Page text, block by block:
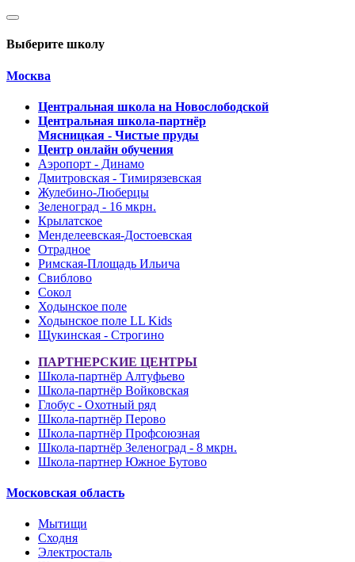
Выберите школу
Москва
Центральная школа на Новослободской
Центральная школа-партнёр
Мясницкая - Чистые пруды
Центр онлайн обучения
Аэропорт - Динамо
Дмитровская - Тимирязевская
Жулебино-Люберцы
Зеленоград - 16 мкрн.
Крылатское
Менделеевская-Достоевская
Отрадное
Римская-Площадь Ильича
Свиблово
Сокол
Ходынское поле
Ходынское поле LL Kids
Щукинская - Строгино
ПАРТНЕРСКИЕ ЦЕНТРЫ
Школа-партнёр Алтуфьево
Школа-партнёр Войковская
Глобус - Охотный ряд
Школа-партнёр Перово
Школа-партнёр Профсоюзная
Школа-партнёр Зеленоград - 8 мкрн.
Школа-партнер Южное Бутово
Московская область
Мытищи
Сходня
Электросталь